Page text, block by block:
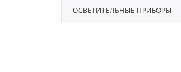
ОСВЕТИТЕЛЬНЫЕ ПРИБОРЫ